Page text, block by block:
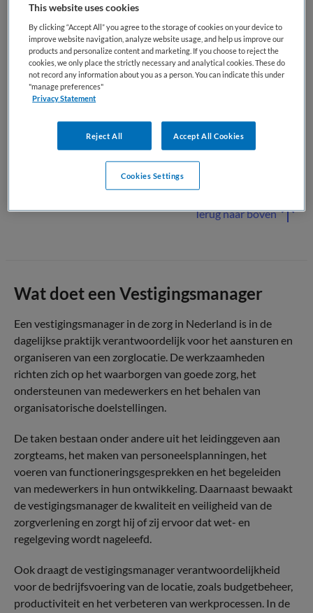
De vestigingsmanager stuurt medewerkers en teams aan,
bewaakt de kwaliteit van zorg en zorgt dat beleid, financiën
en processen goed worden uitgevoerd. Daarnaast
onderhoudt hij of zij contact met cliënten, gemeenten,
zorginstanties en andere samenwerkingspartners.
vestigingsmanager de schakel tussen het management van
de organisatie en de zorgpraktijk op de werkvloer. De rol is
belangrijk voor het organiseren van kwalitatieve, veilige en
toekomstbestendige zorg.
Terug naar boven
Wat doet een Vestigingsmanager
Een vestigingsmanager in de zorg in Nederland is in de
dagelijkse praktijk verantwoordelijk voor het aansturen en
organiseren van een zorglocatie. De werkzaamheden
richten zich op het waarborgen van goede zorg, het
ondersteunen van medewerkers en het behalen van
organisatorische doelstellingen.
De taken bestaan onder andere uit het leidinggeven aan
zorgteams, het maken van personeelsplanningen, het
voeren van functioneringsgesprekken en het begeleiden
van medewerkers in hun ontwikkeling. Daarnaast bewaakt
de vestigingsmanager de kwaliteit en veiligheid van de
zorgverlening en zorgt hij of zij ervoor dat wet- en
regelgeving wordt nageleefd.
Ook draagt de vestigingsmanager verantwoordelijkheid
voor de bedrijfsvoering van de locatie, zoals budgetbeheer,
productiviteit en het verbeteren van werkprocessen. In de
This website uses cookies
By clicking “Accept All” you agree to the storage of cookies on your device to
improve website navigation, analyze website usage, and help us improve our
products and personalize content and marketing. If you choose to reject the
cookies, we only place the strictly necessary and analytical cookies. These do
not record any information about you as a person. You can indicate this under
"manage preferences"
Privacy Statement
Reject All Accept All Cookies
Cookies Settings